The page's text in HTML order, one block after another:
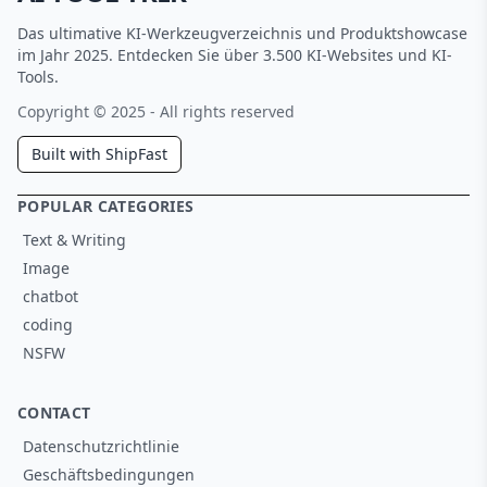
Das ultimative KI-Werkzeugverzeichnis und Produktshowcase
im Jahr 2025. Entdecken Sie über 3.500 KI-Websites und KI-
Tools.
Copyright © 2025 - All rights reserved
Built with ShipFast
POPULAR CATEGORIES
Text & Writing
Image
chatbot
coding
NSFW
CONTACT
Datenschutzrichtlinie
Geschäftsbedingungen